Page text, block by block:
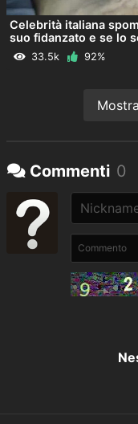
Celebrità italiana
suo fidanzato e se lo
33.5k 92%
Commenti 0